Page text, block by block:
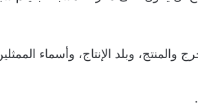
وبلد الإنتاج، وأسماء